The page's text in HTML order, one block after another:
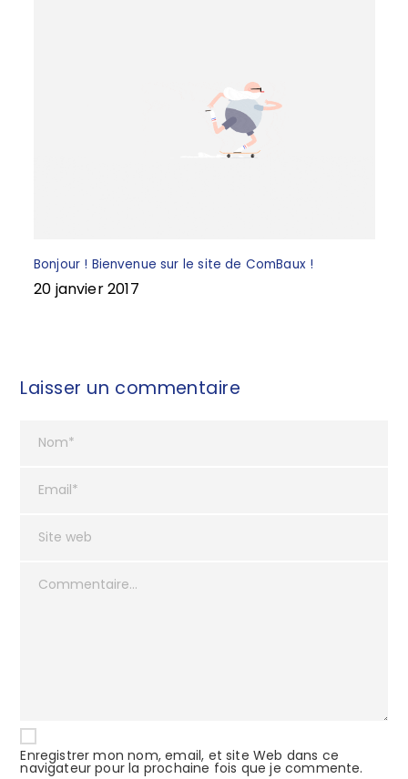
Bonjour ! Bienvenue sur le site de ComBaux !
20 janvier 2017
Laisser un commentaire
Enregistrer mon nom, email, et site Web dans ce
navigateur pour la prochaine fois que je commente.